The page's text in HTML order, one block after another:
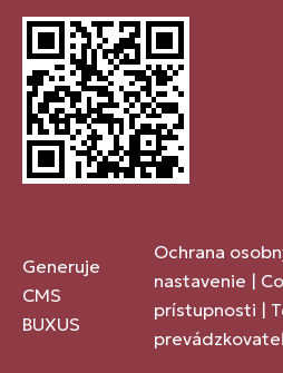
Generuje
CMS
BUXUS
Ochrana
nastavenie |
prístupnosti |